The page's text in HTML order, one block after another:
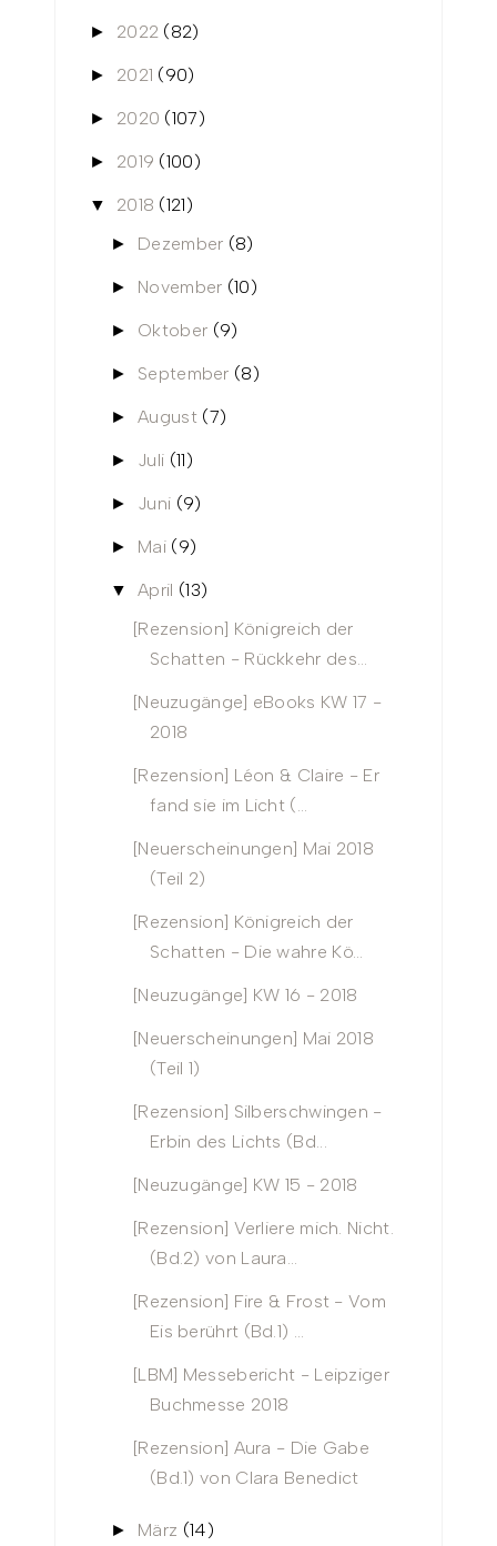
► 2022 (82)
► 2021 (90)
► 2020 (107)
► 2019 (100)
▼ 2018 (121)
► Dezember (8)
► November (10)
► Oktober (9)
► September (8)
►August (7)
► Juli (11)
► Juni (9)
► Mai (9)
▼ April (13)
[Rezension] Königreich der
Schatten - Rückkehr des...
[Neuzugänge] eBooks KW 17 -
2018
[Rezension] Léon & Claire - Er
fand sie im Licht (...
[Neuerscheinungen] Mai 2018
(Teil 2)
[Rezension] Königreich der
Schatten - Die wahre Kö...
[Neuzugänge] KW 16 - 2018
[Neuerscheinungen] Mai 2018
(Teil 1)
[Rezension] Silberschwingen -
Erbin des Lichts (Bd...
[Neuzugänge] KW 15 - 2018
[Rezension] Verliere mich. Nicht.
(Bd.2) von Laura...
[Rezension] Fire & Frost - Vom
Eis berührt (Bd.1) ...
[LBM] Messebericht - Leipziger
Buchmesse 2018
[Rezension] Aura - Die Gabe
(Bd.1) von Clara Benedict
► März (14)